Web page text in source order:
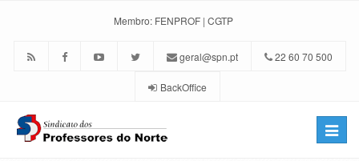
Membro: FENPROF | CGTP
geral@spn.pt 22 60 70 500
BackOffice
Toggle